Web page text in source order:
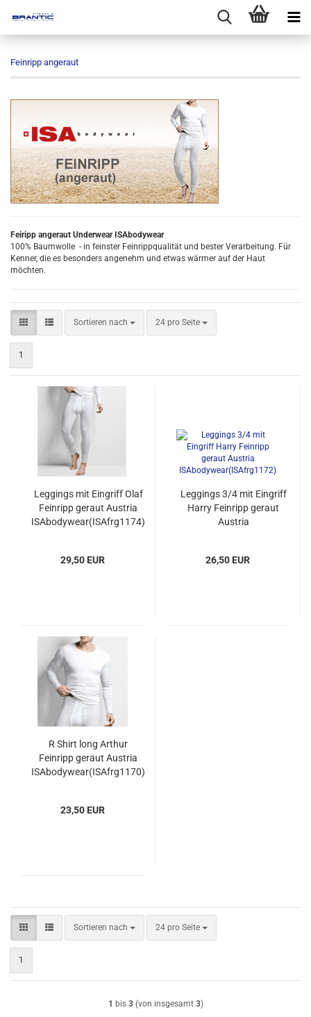
Feinripp angeraut
Feiripp angeraut Underwear ISAbodywear
100% Baumwolle - in feinster Feinrippqualität und bester Verarbeitung. Für
Kenner, die es besonders angenehm und etwas wärmer auf der Haut
möchten.
Sortieren nach
Sortieren nach 24 pro Seite
pro Seite
1
Leggings mit Eingriff Olaf
Feinripp geraut Austria
ISAbodywear(ISAfrg1174)
29,50 EUR
Leggings 3/4 mit Eingriff
Harry Feinripp geraut
Austria
26,50 EUR
R Shirt long Arthur
Feinripp geraut Austria
ISAbodywear(ISAfrg1170)
23,50 EUR
Sortieren nach
Sortieren nach 24 pro Seite
pro Seite
1
1 bis 3(von insgesamt 3)